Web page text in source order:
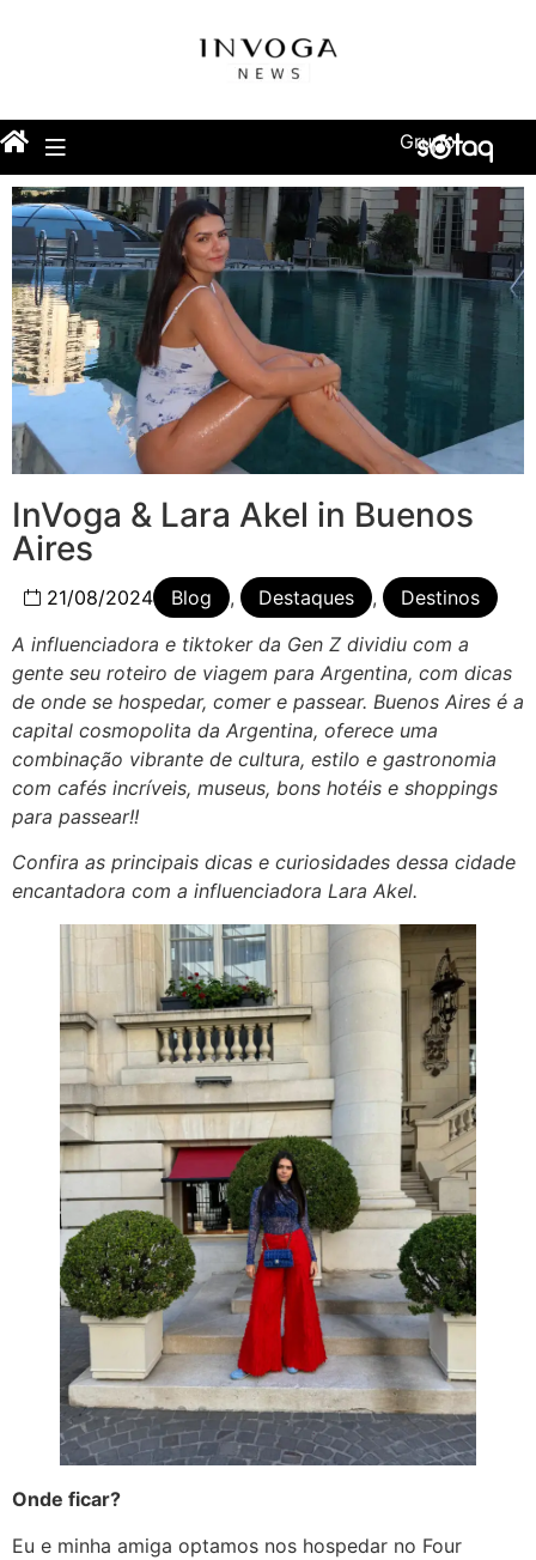
Grupo
InVoga & Lara Akel in Buenos
Aires
21/08/2024 Blog , Destaques ,
Destinos
A influenciadora e tiktoker da Gen Z dividiu com a
gente seu roteiro de viagem para Argentina, com dicas
de onde se hospedar, comer e passear. Buenos Aires é a
capital cosmopolita da Argentina, oferece uma
combinação vibrante de cultura, estilo e gastronomia
com cafés incríveis, museus, bons hotéis e shoppings
para passear!!
Confira as principais dicas e curiosidades dessa cidade
encantadora com a influenciadora Lara Akel.
Onde ficar?
Eu e minha amiga optamos nos hospedar no Four